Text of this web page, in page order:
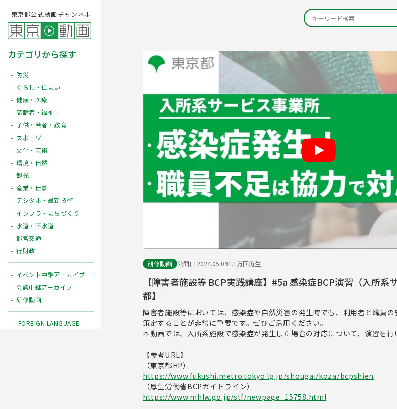
東京都公式動画チャンネル
カテゴリから探す
防災
くらし・住まい
健康・医療
高齢者・福祉
子供・若者・教育
スポーツ
文化・芸術
環境・自然
観光
産業・仕事
デジタル・最新技術
インフラ・まちづくり
水道・下水道
都営交通
行財政
イベント中継アーカイブ
会議中継アーカイブ
研修動画
FOREIGN LANGUAGE
Play
研修動画 公開日 2024.05.091.1万回再生
【障害者施設等 BCP実践講座】#5a 感染症BCP演習（⼊所系
都】
障害者施設等においては、感染症や自然災害の発生時でも、利用者と職員
策定することが非常に重要です。ぜひご活用ください。
本動画では、入所系施設で感染症が発生した場合の対応について、演習を行
【参考URL】
（東京都HP）
https://www.fukushi.metro.tokyo.lg.jp/shougai/koza/bcpshien
（厚生労働省BCPガイドライン）
https://www.mhlw.go.jp/stf/newpage_15758.html